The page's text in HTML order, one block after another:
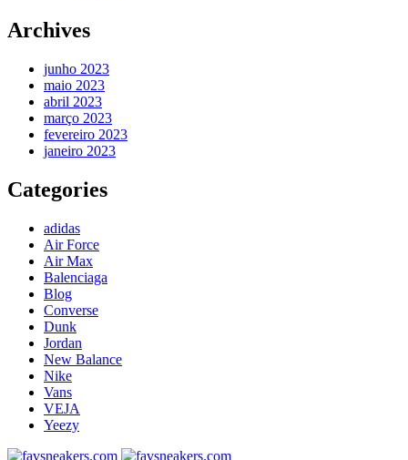
Archives
junho 2023
maio 2023
abril 2023
março 2023
fevereiro 2023
janeiro 2023
Categories
adidas
Air Force
Air Max
Balenciaga
Blog
Converse
Dunk
Jordan
New Balance
Nike
Vans
VEJA
Yeezy